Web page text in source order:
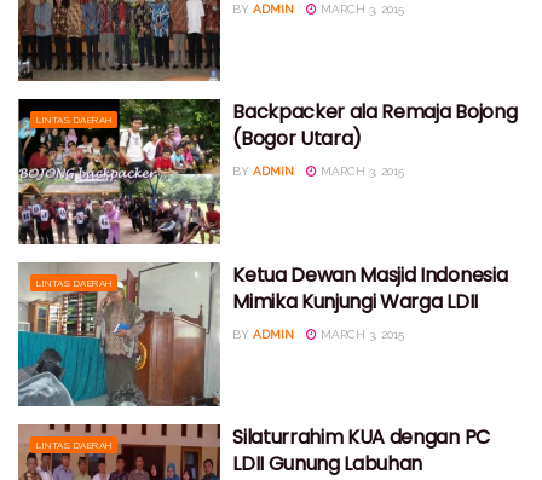
BY ADMIN MARCH 3, 2015
LINTAS DAERAH
Backpacker ala Remaja Bojong
(Bogor Utara)
BY ADMIN MARCH 3, 2015
LINTAS DAERAH
Ketua Dewan Masjid Indonesia
Mimika Kunjungi Warga LDII
BY ADMIN MARCH 3, 2015
LINTAS DAERAH
Silaturrahim KUA dengan PC
LDII Gunung Labuhan